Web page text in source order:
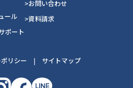
ール
ポート
>お問い合わせ
>資料請求
リシー | サイトマップ